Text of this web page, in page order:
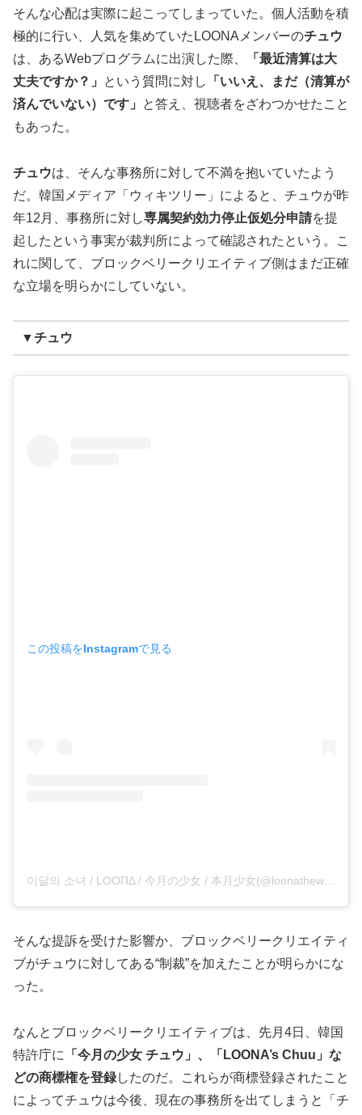
そんな心配は実際に起こってしまっていた。個人活動を積
極的に行い、人気を集めていたLOONAメンバーのチュウ
は、あるWebプログラムに出演した際、
「最近清算は大
丈夫ですか？」
という質問に対し
「いいえ、まだ（清算が
済んでいない）です」
と答え、視聴者をざわつかせたこと
もあった。
チュウは、そんな事務所に対して不満を抱いていたよう
だ。韓国メディア「ウィキツリー」によると、チュウが昨
年12月、事務所に対し専属契約効力停止仮処分申請を提
起したという事実が裁判所によって確認されたという。こ
れに関して、ブロックベリークリエイティブ側はまだ正確
な立場を明らかにしていない。
▼チュウ
この投稿をInstagramで見る
이달의 소녀 / LOOΠΔ / 今月の少女 / 本月少女(@loonatheworld)がシェアした投稿
そんな提訴を受けた影響か、ブロックベリークリエイティ
ブがチュウに対してある“制裁”を加えたことが明らかにな
った。
なんとブロックベリークリエイティブは、先月4日、韓国
特許庁に
「今月の少女 チュウ」、「LOONA’s Chuu」な
どの商標権を登録したのだ。これらが商標登録されたこと
によってチュウは今後、現在の事務所を出てしまうと「チ